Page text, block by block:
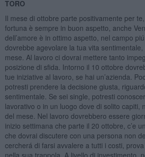
TORO
Il mese di ottobre parte positivamente per
fortuna è sempre in buon aspetto, anche
dell’amore è in ottimo aspetto, nel campo
dovrebbe agevolare la tua vita
mese. Al lavoro ci dovrai mettere tanto
posizione di sfida. Intorno il 10 ottobre
tue iniziative al lavoro, se hai un’azienda.
potresti prendere la decisione giusta,
sentimentale. Se sei single, potresti
lavorativo o in un luogo dove di solito capiti,
del mese. Nel lavoro dovrebbero essere
inizio settimana che parte il 20 ottobre, c’e
che dovrai discutere con una persona non
cercherá di farsi avvalere a tutti i costi,
nella sua trappola. A livello di investimento,